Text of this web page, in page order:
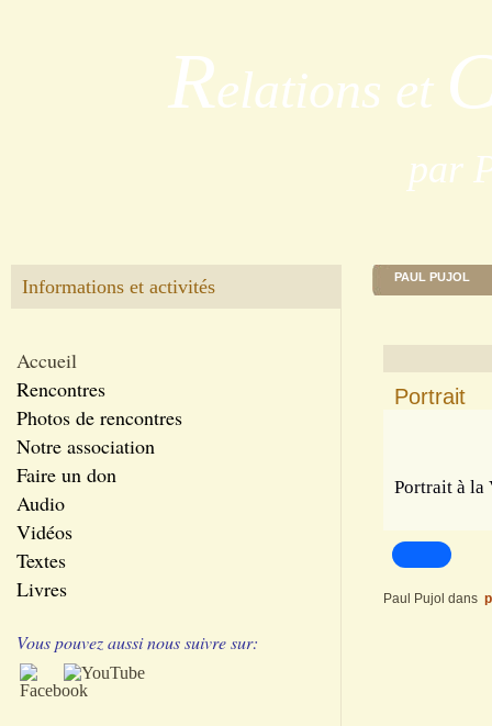
Relations et
par
Informations et activités
Accueil
Rencontres
Photos de rencontres
Notre association
Faire un don
Audio
Vidéos
Textes
Livres
Vous pouvez aussi nous suivre sur:
PAUL PUJOL
Portrait
Portrait à la
Paul Pujol dans